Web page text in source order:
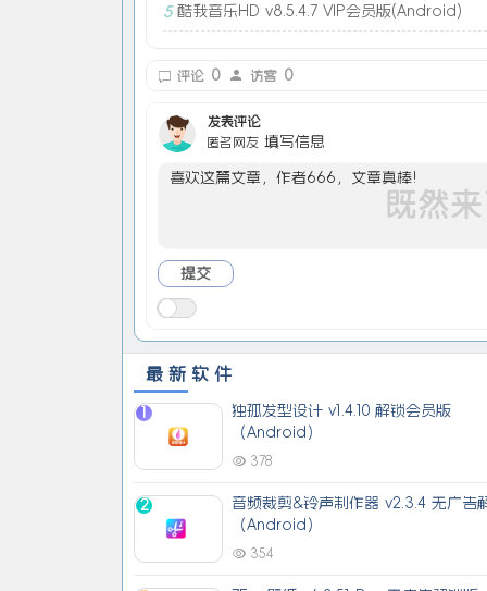
5 酷我音乐HD v8.5.4.7 VIP会员版(Android)
评论 0 访客 0
发表评论
匿名网友 填写信息
最新软件
独孤发型设计 v1.4.10 解锁会员版
（Android）
378
2
音频裁剪&铃声制作器 v2.3.4 无广告
（Android）
354